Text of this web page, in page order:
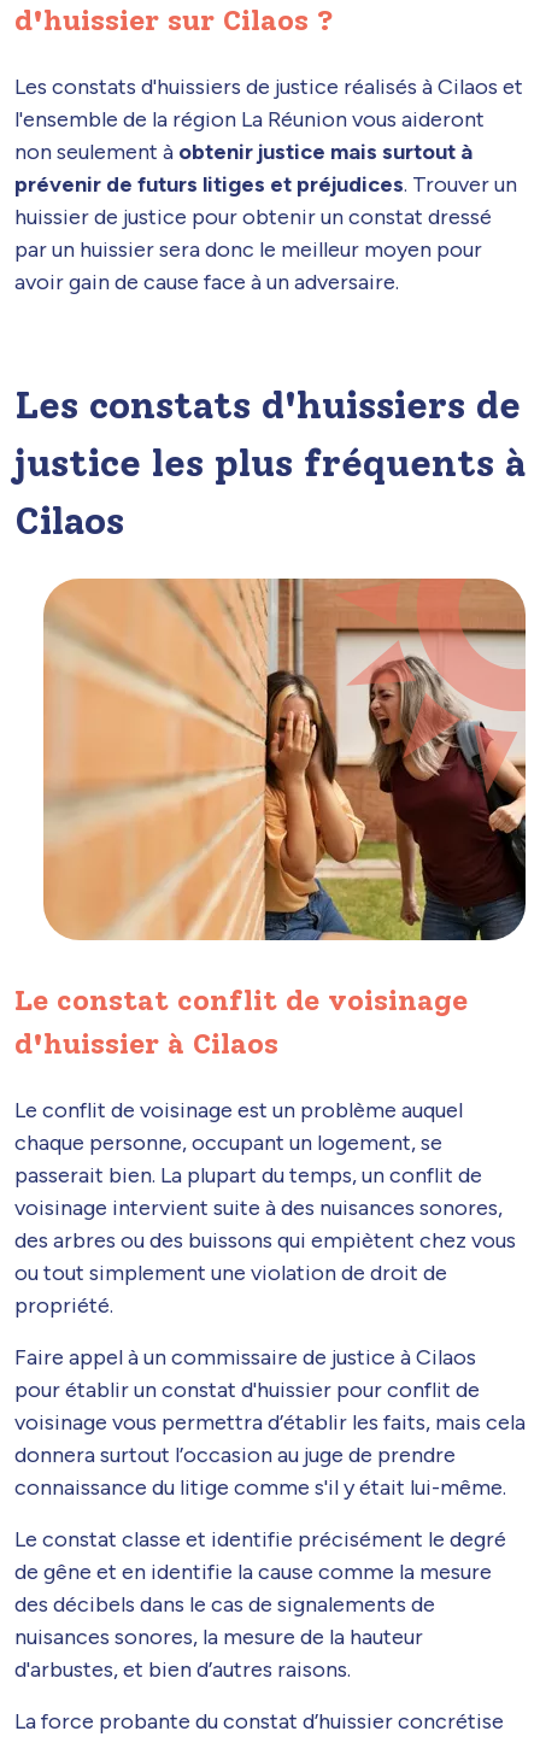
d'huissier sur Cilaos ?
Les constats d'huissiers de justice réalisés à Cilaos et
l'ensemble de la région La Réunion vous aideront
non seulement à obtenir justice mais surtout à
prévenir de futurs litiges et préjudices. Trouver un
huissier de justice pour obtenir un constat dressé
par un huissier sera donc le meilleur moyen pour
avoir gain de cause face à un adversaire.
Les constats d'huissiers de
justice les plus fréquents à
Cilaos
Le constat conflit de voisinage
d'huissier à Cilaos
Le conflit de voisinage est un problème auquel
chaque personne, occupant un logement, se
passerait bien. La plupart du temps, un conflit de
voisinage intervient suite à des nuisances sonores,
des arbres ou des buissons qui empiètent chez vous
ou tout simplement une violation de droit de
propriété.
Faire appel à un commissaire de justice à Cilaos
pour établir un constat d'huissier pour conflit de
voisinage vous permettra d’établir les faits, mais cela
donnera surtout l’occasion au juge de prendre
connaissance du litige comme s'il y était lui-même.
Le constat classe et identifie précisément le degré
de gêne et en identifie la cause comme la mesure
des décibels dans le cas de signalements de
nuisances sonores, la mesure de la hauteur
d'arbustes, et bien d’autres raisons.
La force probante du constat d’huissier concrétise